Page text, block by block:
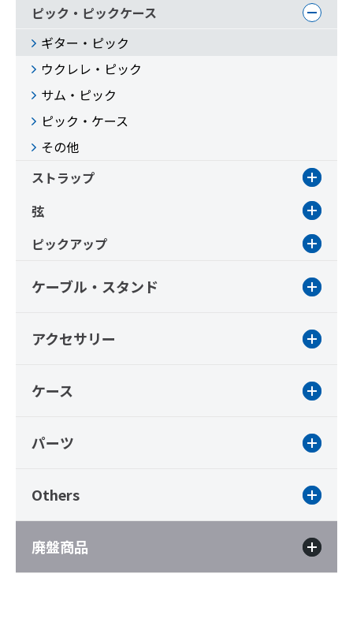
ピック・ピックケース
ギター・ピック
ウクレレ・ピック
サム・ピック
ピック・ケース
その他
ストラップ
弦
ピックアップ
ケーブル・スタンド
アクセサリー
ケース
パーツ
Others
廃盤商品